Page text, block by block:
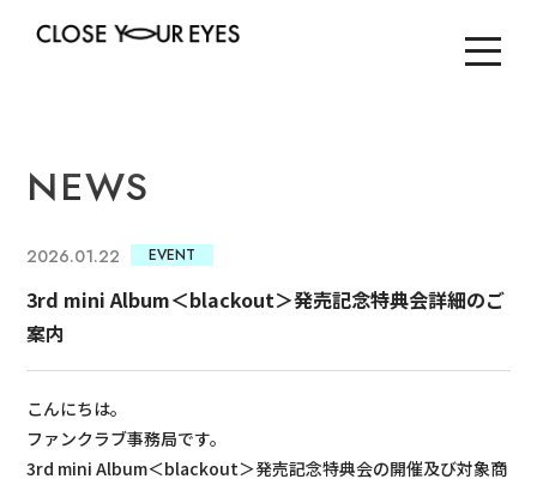
NEWS
2026.01.22 EVENT
3rd mini Album＜blackout＞発売記念特典会詳細のご
案内
こんにちは。
ファンクラブ事務局です。
3rd mini Album＜blackout＞発売記念特典会の開催及び対象商